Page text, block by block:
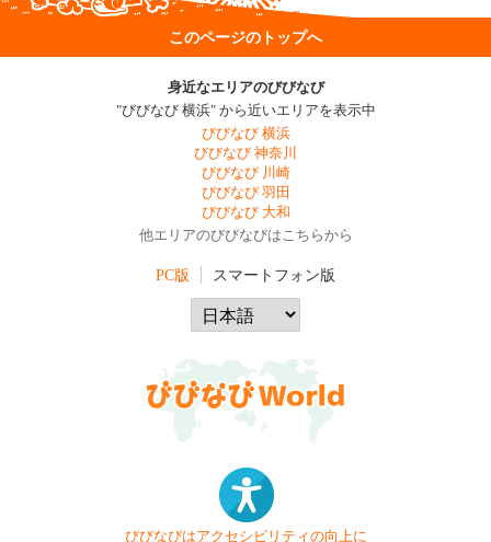
このページのトップへ
身近なエリアのびびなび
"びびなび 横浜" から近いエリアを表示中
びびなび 横浜
びびなび 神奈川
びびなび 川崎
びびなび 羽田
びびなび 大和
他エリアのびびなびはこちらから
PC版 スマートフォン版
びびなびはアクセシビリティの向上に